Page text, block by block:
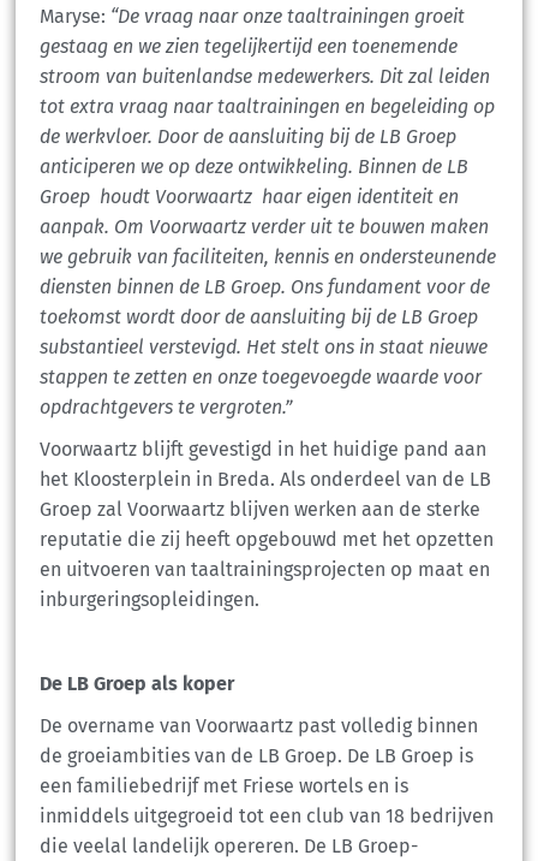
Maryse: “De vraag naar onze taaltrainingen groeit
gestaag en we zien tegelijkertijd een toenemende
stroom van buitenlandse medewerkers. Dit zal leiden
tot extra vraag naar taaltrainingen en begeleiding op
de werkvloer. Door de aansluiting bij de LB Groep
anticiperen we op deze ontwikkeling. Binnen de LB
Groep houdt Voorwaartz haar eigen identiteit en
aanpak. Om Voorwaartz verder uit te bouwen maken
we gebruik van faciliteiten, kennis en ondersteunende
diensten binnen de LB Groep. Ons fundament voor de
toekomst wordt door de aansluiting bij de LB Groep
substantieel verstevigd. Het stelt ons in staat nieuwe
stappen te zetten en onze toegevoegde waarde voor
opdrachtgevers te vergroten.”
Voorwaartz blijft gevestigd in het huidige pand aan
het Kloosterplein in Breda. Als onderdeel van de LB
Groep zal Voorwaartz blijven werken aan de sterke
reputatie die zij heeft opgebouwd met het opzetten
en uitvoeren van taaltrainingsprojecten op maat en
inburgeringsopleidingen.
De LB Groep als koper
De overname van Voorwaartz past volledig binnen
de groeiambities van de LB Groep. De LB Groep is
een familiebedrijf met Friese wortels en is
inmiddels uitgegroeid tot een club van 18 bedrijven
die veelal landelijk opereren. De LB Groep-